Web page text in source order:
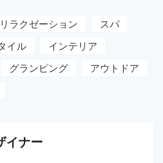
リラクゼーション
スパ
イル
インテリア
グランピング
アウトドア
イナー